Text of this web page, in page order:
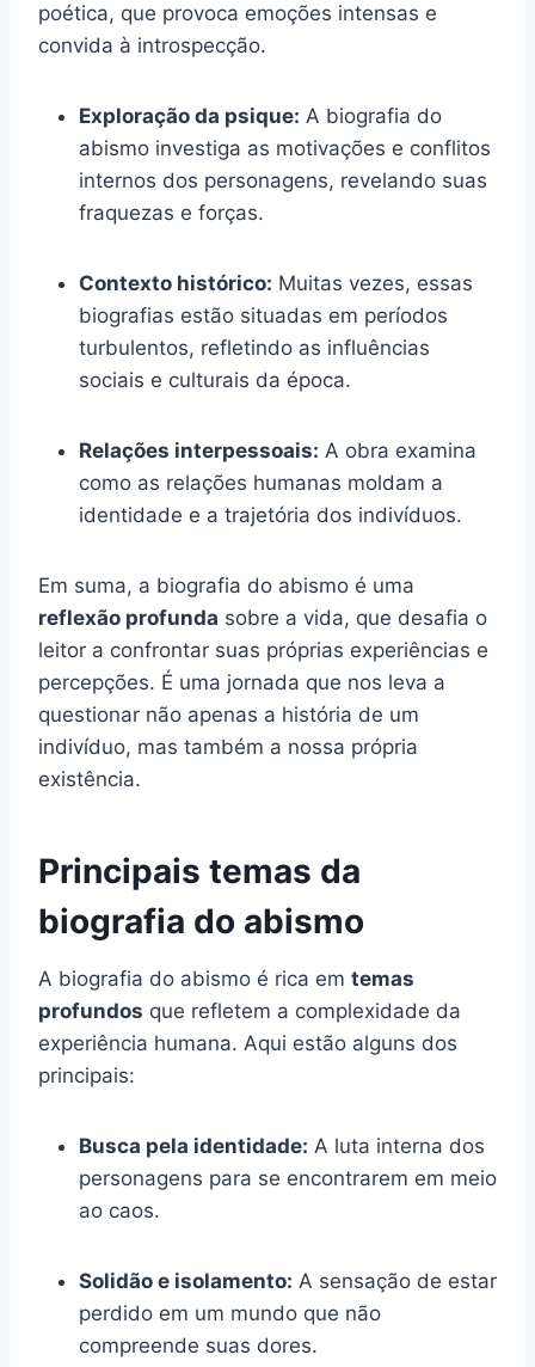
poética, que provoca emoções intensas e
convida à introspecção.
Exploração da psique: A biografia do
abismo investiga as motivações e conflitos
internos dos personagens, revelando suas
fraquezas e forças.
Contexto histórico: Muitas vezes, essas
biografias estão situadas em períodos
turbulentos, refletindo as influências
sociais e culturais da época.
Relações interpessoais: A obra examina
como as relações humanas moldam a
identidade e a trajetória dos indivíduos.
Em suma, a biografia do abismo é uma
reflexão profunda sobre a vida, que desafia o
leitor a confrontar suas próprias experiências e
percepções. É uma jornada que nos leva a
questionar não apenas a história de um
indivíduo, mas também a nossa própria
existência.
Principais temas da
biografia do abismo
A biografia do abismo é rica em temas
profundos que refletem a complexidade da
experiência humana. Aqui estão alguns dos
principais:
Busca pela identidade: A luta interna dos
personagens para se encontrarem em meio
ao caos.
Solidão e isolamento: A sensação de estar
perdido em um mundo que não
compreende suas dores.